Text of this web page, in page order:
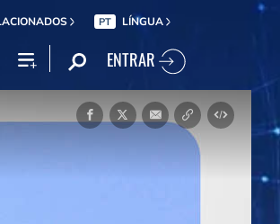
PT LÍNGUA
ENTRAR